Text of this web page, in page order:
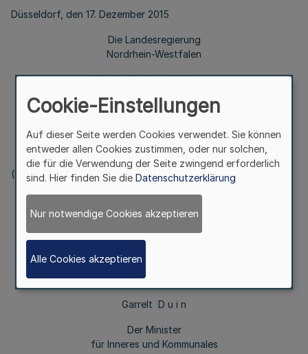
Düsseldorf, den 17. Dezember 2015
Die Landesregierung
Nordrhein-Westfalen
Für die Ministerpräsidentin
für Schule und Weiterbildung
Sylvia L ö h r m a n n
( L. S.)
für Wirtschaft, Energie, Industrie,
Mittelstand und Handwerk
Garrelt D u i n
Der Minister
für Inneres und Kommunales
Cookie-Einstellungen
Auf dieser Seite werden Cookies verwendet. Sie können
entweder allen Cookies zustimmen, oder nur solchen,
die für die Verwendung der Seite zwingend erforderlich
sind. Hier finden Sie die Datenschutzerklärung
Nur notwendige Cookies akzeptieren
Alle Cookies akzeptieren